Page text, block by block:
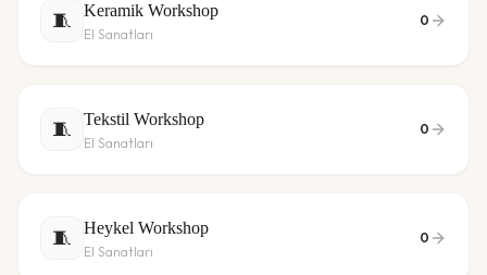
🧵 Keramik Workshop
El Sanatları
0
🧵 Tekstil Workshop
El Sanatları
0
🧵 Heykel Workshop
El Sanatları
0